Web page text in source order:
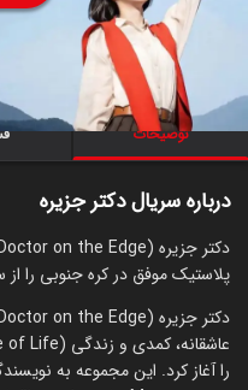
ساخت کره جنوبی سال 2026
کره‌ای
سریال کمدی
توضیحات
درباره سریال دکتر جزیره
پلاستیک موفق در کره جنوبی را
دکتر جزیره (Doctor on the Edge) یک